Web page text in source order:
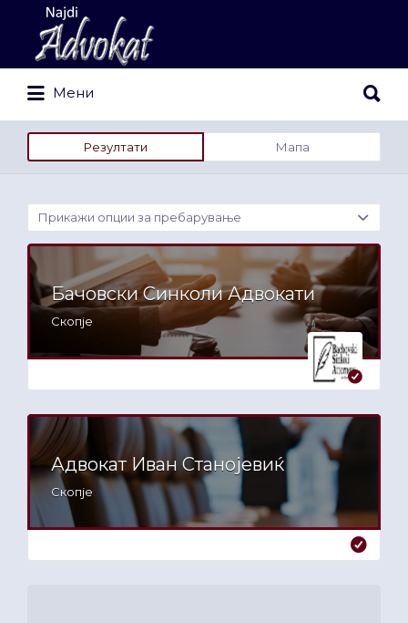
Search
for:
Мени
for:
Резултати Мапа
Прикажи опции за пребарување
Бачовски Синколи Адвокати
Скопје
Адвокат Иван Станојевиќ
Скопје